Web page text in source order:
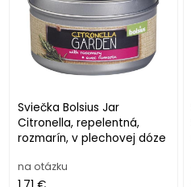
Sviečka Bolsius Jar
Citronella, repelentná,
rozmarín, v plechovej dóze
na otázku